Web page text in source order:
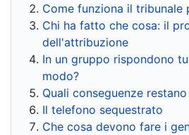
Come funziona il tribunale
Chi ha fatto che cosa: il
dell'attribuzione
In un gruppo rispondono
modo?
Quali conseguenze
Il telefono sequestrato
Che cosa devono fare i